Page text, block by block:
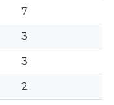
7
3
3
2